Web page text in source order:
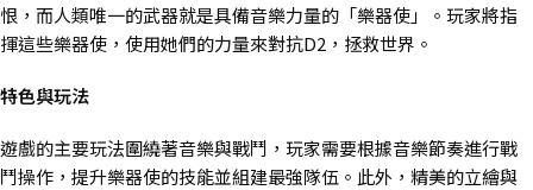
恨，而人類唯一的武器就是具備音樂力量的「樂器使」。玩家將指
揮這些樂器使，使用她們的力量來對抗D2，拯救世界​。
特色與玩法
遊戲的主要玩法圍繞著音樂與戰鬥，玩家需要根據音樂節奏進行戰
鬥操作，提升樂器使的技能並組建最強隊伍。此外，精美的立繪與